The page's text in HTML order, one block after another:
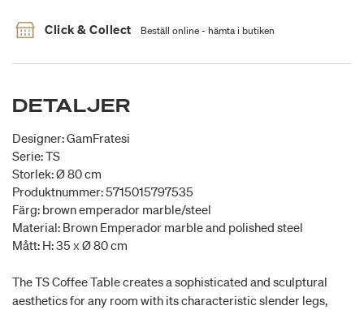
Click & Collect Beställ online - hämta i butiken
DETALJER
Designer: GamFratesi
Serie: TS
Storlek: Ø 80 cm
Produktnummer: 5715015797535
Färg: brown emperador marble/steel
Material: Brown Emperador marble and polished steel
Mått: H: 35 x Ø 80 cm
The TS Coffee Table creates a sophisticated and sculptural
aesthetics for any room with its characteristic slender legs,